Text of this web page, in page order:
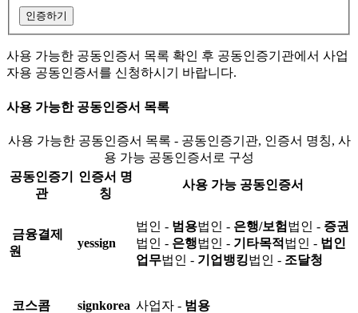
인증하기
사용 가능한 공동인증서 목록 확인 후 공동인증기관에서 사업
자용 공동인증서를 신청하시기 바랍니다.
사용 가능한 공동인증서 목록
사용 가능한 공동인증서 목록 - 공동인증기관, 인증서 명칭, 사
용 가능 공동인증서로 구성
공동인증기
관
인증서 명
칭
사용 가능 공동인증서
금융결제
원
yessign
법인 - 범용법인 - 은행/보험 법인 - 증권
법인 - 은행법인 - 기타목적 법인 - 법인
업무법인 - 기업뱅킹법인 - 조달청
코스콤 signkorea 사업자 - 범용